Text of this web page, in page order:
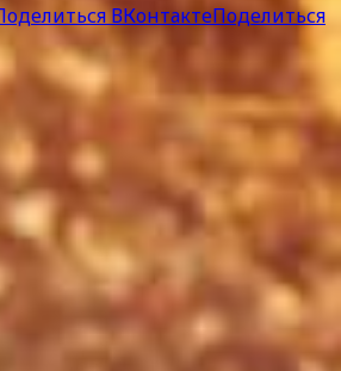
ВКонтактеПоделиться